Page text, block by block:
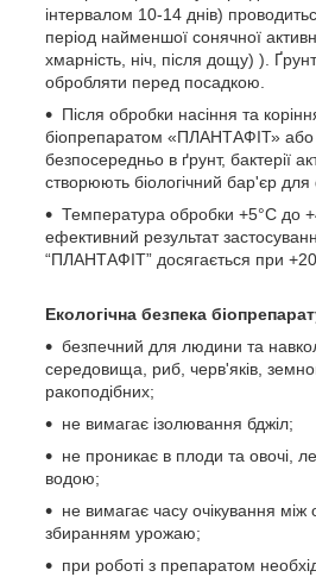
інтервалом 10-14 днів)
період найменшої сонячної
хмарність, ніч, після дощу) ).
обробляти перед посадкою.
Після обробки насіння та
біопрепаратом «ПЛАНТАФІТ» або
безпосередньо в ґрунт, бактерії
створюють біологічний бар'єр для
Температура обробки +5°С до
ефективний результат
“ПЛАНТАФІТ” досягається при
Екологічна безпека
безпечний для людини та
середовища, риб, черв'яків,
ракоподібних;
не вимагає ізолювання бджіл;
не проникає в плоди та овочі,
водою;
не вимагає часу очікування
збиранням урожаю;
при роботі з препаратом